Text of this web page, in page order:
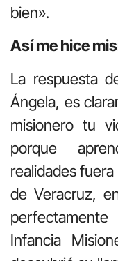
bien».
Así me hice
La respuesta
Ángela, es
misionero tu
porque
realidades
de Veracruz,
Infancia